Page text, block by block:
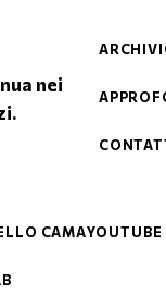
nei
CAMA